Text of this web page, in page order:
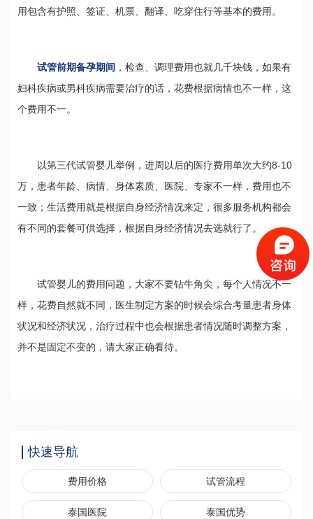
用包含有护照、签证、机票、翻译、吃穿住行等基本的费用。
试管前期备孕期间 ，检查、调理费用也就几千块钱，如果有
妇科疾病或男科疾病需要治疗的话，花费根据病情也不一样，这
个费用不一。
以第三代试管婴儿举例，进周以后的医疗费用单次大约8-10
万，患者年龄、病情、身体素质、医院、专家不一样，费用也不
一致；生活费用就是根据自身经济情况来定，很多服务机构都会
有不同的套餐可供选择，根据自身经济情况去选就行了。
试管婴儿的费用问题，大家不要钻牛角尖，每个人情况不一
样，花费自然就不同，医生制定方案的时候会综合考量患者身体
状况和经济状况，治疗过程中也会根据患者情况随时调整方案，
并不是固定不变的，请大家正确看待。
快速导航
费用价格 试管流程
泰国医院 泰国优势